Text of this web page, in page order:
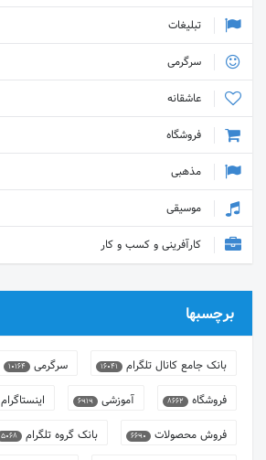
تبلیغات
سرگرمی
عاشقانه
فروشگاه
مذهبی
موسیقی
کارآفرینی و کسب و کار
برچسبها
بانک جامع کانال تلگرام 16041 سرگرمی 10164
فروشگاه 8662 آموزشی 6919 اینستاگرام
فروش محصولات 6690 بانک گروه تلگرام 5068